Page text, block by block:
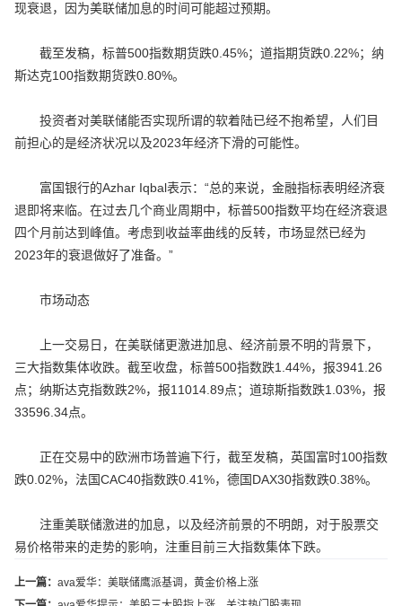
现衰退，因为美联储加息的时间可能超过预期。
截至发稿，标普500指数期货跌0.45%；道指期货跌0.22%；纳
斯达克100指数期货跌0.80%。
投资者对美联储能否实现所谓的软着陆已经不抱希望，人们目
前担心的是经济状况以及2023年经济下滑的可能性。
富国银行的Azhar Iqbal表示：“总的来说，金融指标表明经济衰
退即将来临。在过去几个商业周期中，标普500指数平均在经济衰退
四个月前达到峰值。考虑到收益率曲线的反转，市场显然已经为
2023年的衰退做好了准备。”
市场动态
上一交易日，在美联储更激进加息、经济前景不明的背景下，
三大指数集体收跌。截至收盘，标普500指数跌1.44%，报3941.26
点；纳斯达克指数跌2%，报11014.89点；道琼斯指数跌1.03%，报
33596.34点。
正在交易中的欧洲市场普遍下行，截至发稿，英国富时100指数
跌0.02%，法国CAC40指数跌0.41%，德国DAX30指数跌0.38%。
注重美联储激进的加息，以及经济前景的不明朗，对于股票交
易价格带来的走势的影响，注重目前三大指数集体下跌。
上一篇： ava爱华：美联储鹰派基调，黄金价格上涨